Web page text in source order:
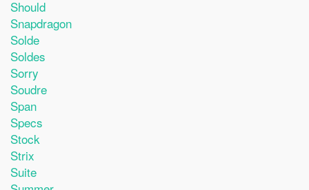
Should
Snapdragon
Solde
Soldes
Sorry
Soudre
Span
Specs
Stock
Strix
Suite